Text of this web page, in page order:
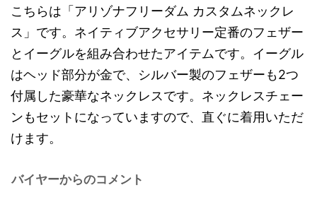
こちらは「アリゾナフリーダム カスタムネックレ
ス」です。ネイティブアクセサリー定番のフェザー
とイーグルを組み合わせたアイテムです。イーグル
はヘッド部分が金で、シルバー製のフェザーも2つ
付属した豪華なネックレスです。ネックレスチェー
ンもセットになっていますので、直ぐに着用いただ
けます。
バイヤーからのコメント